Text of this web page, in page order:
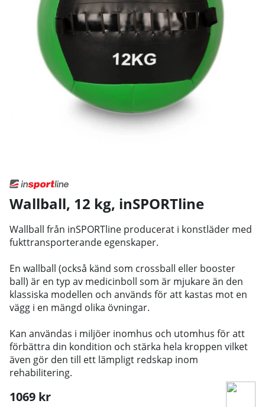
Wallball, 12 kg, inSPORTline
Wallball från inSPORTline producerat i konstläder med
fukttransporterande egenskaper.
En wallball (också känd som crossball eller booster
ball) är en typ av medicinboll som är mjukare än den
klassiska modellen och används för att kastas mot en
vägg i en mängd olika övningar.
Kan användas i miljöer inomhus och utomhus för att
förbättra din kondition och stärka hela kroppen vilket
även gör den till ett lämpligt redskap inom
rehabilitering.
1069 kr